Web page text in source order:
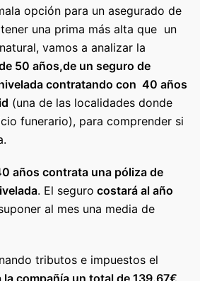
opción para un asegurado de
una prima más alta que un
vamos a analizar la
50 años,de un seguro de
contratando con 40 años
(una de las localidades donde
funerario), para comprender si
años contrata una póliza de
. El seguro costará al año
al mes una media de
tributos e impuestos el
la compañía un total de 139.67€